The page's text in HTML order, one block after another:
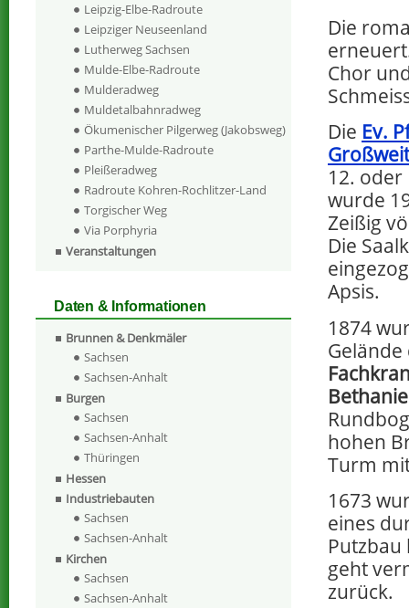
Die
Chor
Die Ev.
12.
wurde
Zeißig
Die
Apsis.
1874
Gelände
hohen
Turm
1673
eines
Putzbau
geht
zurück.
Leipzig-Elbe-Radroute
Leipziger Neuseenland
Lutherweg Sachsen
Mulde-Elbe-Radroute
Mulderadweg
Muldetalbahnradweg
Ökumenischer Pilgerweg (Jakobsweg)
Parthe-Mulde-Radroute
Pleißeradweg
Radroute Kohren-Rochlitzer-Land
Torgischer Weg
Via Porphyria
Veranstaltungen
Daten & Informationen
Brunnen & Denkmäler
Sachsen
Sachsen-Anhalt
Burgen
Sachsen
Sachsen-Anhalt
Thüringen
Hessen
Industriebauten
Sachsen
Sachsen-Anhalt
Kirchen
Sachsen
Sachsen-Anhalt